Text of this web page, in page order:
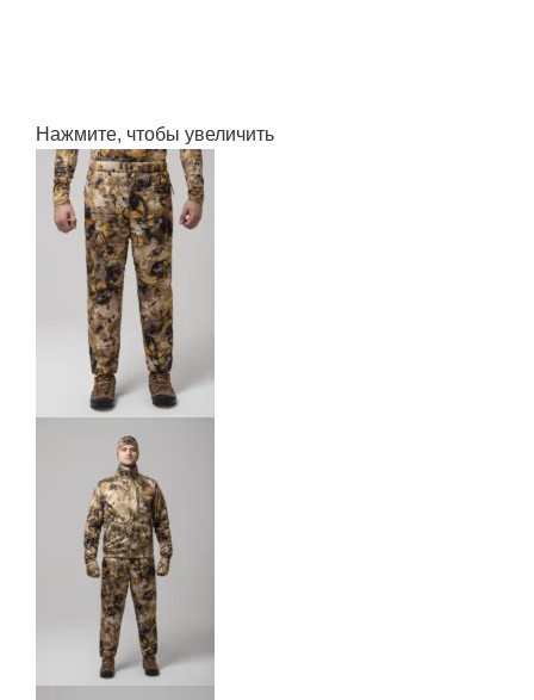
Нажмите, чтобы увеличить